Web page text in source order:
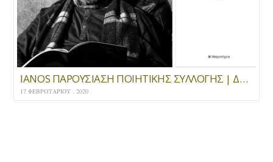
IANOS ΠΑΡΟΥΣΙΑΣΗ ΠΟΙΗΤΙΚΗΣ ΣΥΛΛΟΓΗΣ | ΔΗΜΗΤΡΗΣ ΛΕΝΤΖΟΣ ΑΠΟΛΛΥΜΑΙ | ΕΚΔΟΣΕΙΣ ΜΕΤΡΟΝΟΜΟΣ
17 ΦΕΒΡΟΥΑΡΊΟΥ , 2020